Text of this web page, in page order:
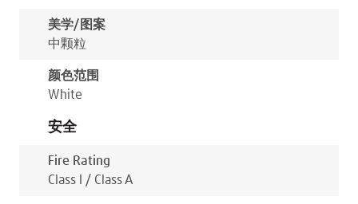
美学/图案
中颗粒
颜色范围
White
安全
Fire Rating
Class I / Class A